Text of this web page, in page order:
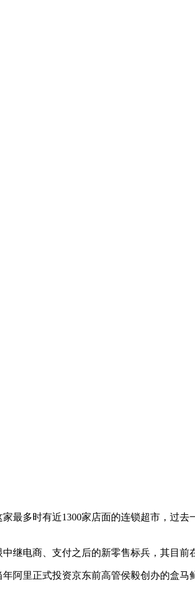
最多时有近1300家店面的连锁超市，过
继电商、支付之后的新零售标兵，其目前
阿里正式投资京东前高管侯毅创办的盒马